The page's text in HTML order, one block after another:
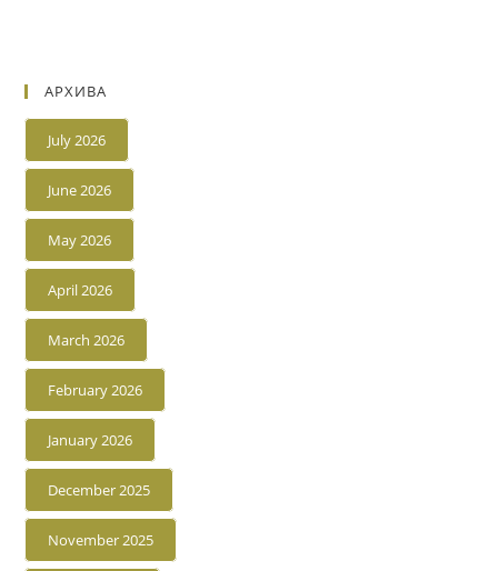
АРХИВА
July 2026
June 2026
May 2026
April 2026
March 2026
February 2026
January 2026
December 2025
November 2025